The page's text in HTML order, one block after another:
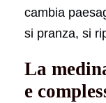
cambia
si pranza, si
La
e